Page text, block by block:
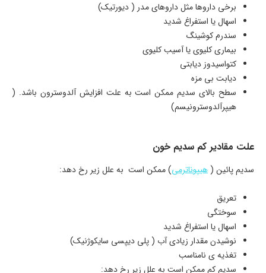
برخی داروها مثل داروهای مدر ( دیورتیک)
اسهال یا استفراغ شدید
سندرم کوشینگ
بیماری کلیوی یا آسیب کلیوی
کتواسیدوز دیابتی
دیابت بی مزه
سطح بالای سدیم ممکن است به علت افزایش آلدوسترون باشد. (
هیپرآلدوسترونیسم)
علت مقادیر کم سدیم خون
سدیم پائین ( هیپوناترمی) ممکن است به علل زیر رخ دهد:
تعریق
سوختگی
اسهال یا استفراغ شدید
نوشیدن مقدار زیادی آب ( پلی دیپسی سایکوژنیک)
تغذیه ی نامناسب
سدیم کم ممکن است به علل زیر رخ دهد: